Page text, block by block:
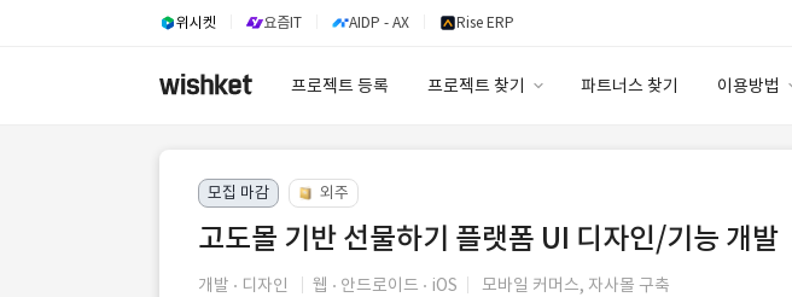
위시켓 요즘IT AIDP - AX Rise ERP
프로젝트 등록 프로젝트 찾기 파트너스 찾기 이용방법
이용요금
고객센터
모집 마감 외주
고도몰 기반 선물하기 플랫폼 UI 디자인/기능 개발
개발 디자인 웹 안드로이드 iOS 모바일 커머스, 자사몰 구축